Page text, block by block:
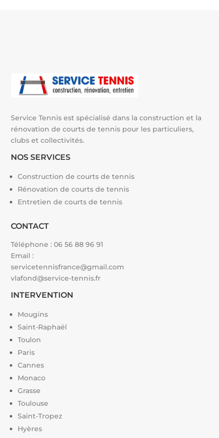
Service Tennis est spécialisé dans la construction et la
rénovation de courts de tennis pour les particuliers,
clubs et collectivités.
NOS SERVICES
Construction de courts de tennis
Rénovation de courts de tennis
Entretien de courts de tennis
CONTACT
Téléphone :06 56 88 96 91
Email :
servicetennisfrance@gmail.com
vlafond@service-tennis.fr
INTERVENTION
Mougins
Saint-Raphaël
Toulon
Paris
Cannes
Monaco
Grasse
Toulouse
Saint-Tropez
Hyères